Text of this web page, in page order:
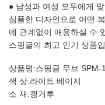
● 남성과 여성 모두에게
심플한 디자인으로 어떤
에 관계없이 애용하실 수
스핑글의 최고 인기 상품
상품명:스핑글 무브 SPM-
색 상:라이트 베이지
소 재:캥거루